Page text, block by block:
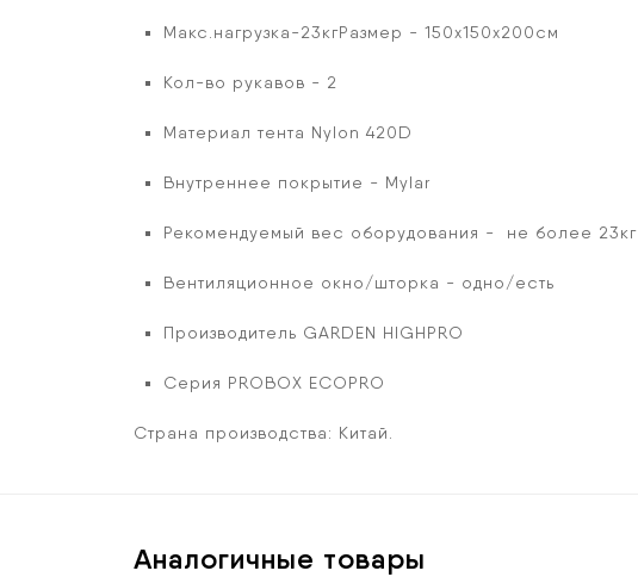
Макс.нагрузка-23кгРазмер - 150х150х200см
Кол-во рукавов - 2
Материал тента Nylon 420D
Внутреннее покрытие - Mylar
Рекомендуемый вес оборудования - не более 23кг
Вентиляционное окно/шторка - одно/есть
Производитель GARDEN HIGHPRO
Серия PROBOX ECOPRO
Страна производства: Китай.
Аналогичные товары